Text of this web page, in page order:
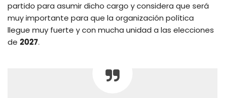
partido para asumir dicho cargo y considera que será
muy importante para que la organización política
llegue muy fuerte y con mucha unidad a las elecciones
de 2027.